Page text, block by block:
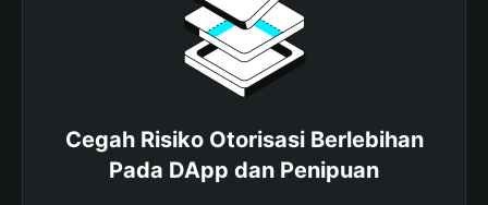
Cegah Risiko Otorisasi Berlebihan
Pada DApp dan Penipuan